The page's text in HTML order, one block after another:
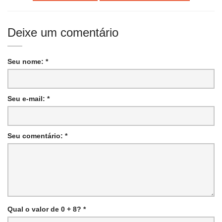
Deixe um comentário
Seu nome: *
Seu e-mail: *
Seu comentário: *
Qual o valor de 0 + 8? *